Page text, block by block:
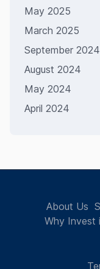
May 2025
March 2025
September 2024
August 2024
May 2024
April 2024
About Us
Why Invest